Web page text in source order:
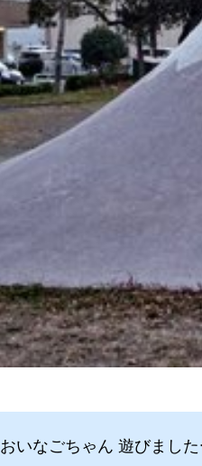
おいなごちゃん 遊びました